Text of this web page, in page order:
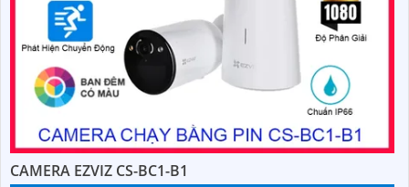
CAMERA EZVIZ CS-BC1-B1